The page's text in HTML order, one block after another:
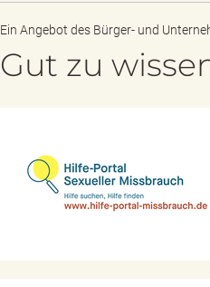
Ein Angebot des Bürger- und
Gut zu